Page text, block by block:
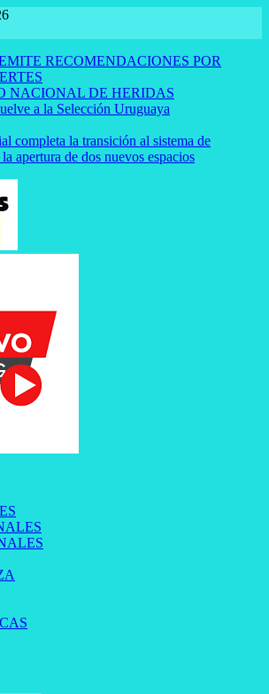
RECOMENDACIONES POR
NACIONAL DE HERIDAS
a la Selección Uruguaya
completa la transición al sistema de
apertura de dos nuevos espacios